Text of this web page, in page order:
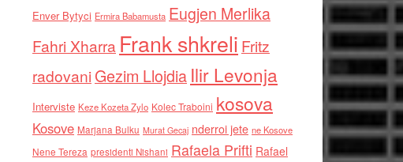
Enver Bytyci Ermira Babamusta Eugjen Merlika
Fahri Xharra Frank shkreli Fritz
radovaniGezim Llojdia Ilir Levonja
Interviste Keze Kozeta Zylo Kolec Traboini kosova
Kosove Marjana Bulku Murat Gecaj nderroi jete ne Kosove
Nene Tereza presidenti Nishani Rafaela Prifti Rafael